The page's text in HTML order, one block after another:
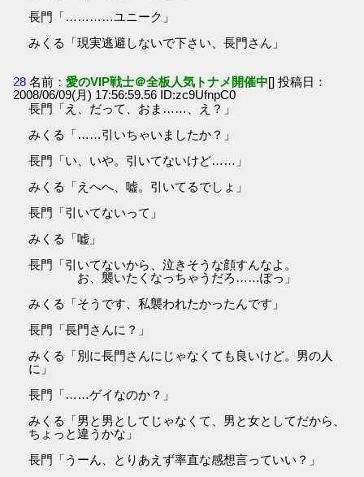
長門「…………ユニーク」
みくる「現実逃避しないで下さい、長門さん」
28 名前：愛のVIP戦士＠全板人気トナメ開催中[] 投稿日：
2008/06/09(月) 17:56:59.56 ID:zc9UfnpC0
長門「え、だって、おま……、え？」
みくる「……引いちゃいましたか？」
長門「い、いや。引いてないけど……」
みくる「えへへ、嘘。引いてるでしょ」
長門「引いてないって」
みくる「嘘」
長門「引いてないから、泣きそうな顔すんなよ。
お、襲いたくなっちゃうだろ……ぽっ」
みくる「そうです、私襲われたかったんです」
長門「長門さんに？」
みくる「別に長門さんにじゃなくても良いけど。男の人
に」
長門「……ゲイなのか？」
みくる「男と男としてじゃなくて、男と女としてだから、
ちょっと違うかな」
長門「うーん、とりあえず率直な感想言っていい？」